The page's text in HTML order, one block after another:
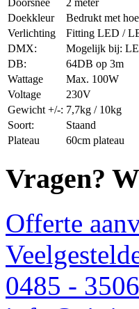
Doekkleur
Bedrukt met
Verlichting
Fitting LED /
DMX:
Mogelijk bij:
DB:
64DB op 3m
Wattage
Max. 100W
Voltage
230V
Gewicht +/-: 7,7kg / 10kg
Soort:
Staand
Plateau
60cm plateau
Vragen?
Offerte
0485 -